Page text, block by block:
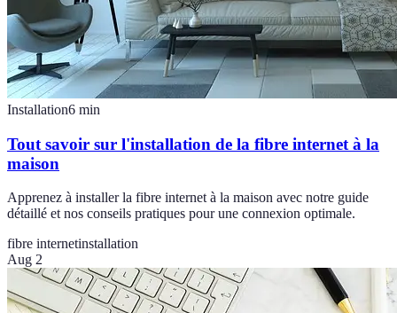
Installation6 min
Tout savoir sur l'installation de la fibre internet à la
maison
Apprenez à installer la fibre internet à la maison avec notre guide
détaillé et nos conseils pratiques pour une connexion optimale.
fibre internetinstallation
Aug 2